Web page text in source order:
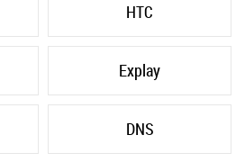
HTC
Explay
DNS